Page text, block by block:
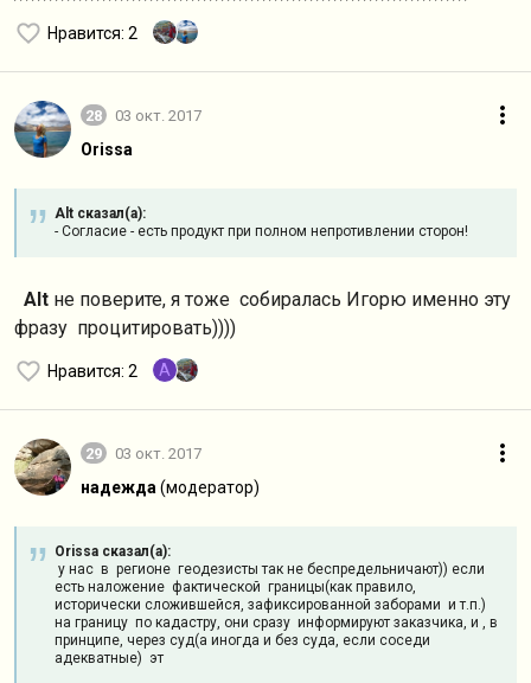
Нравится: 2
28 03 окт. 2017
Orissa
Alt сказал(а):
- Согласие - есть продукт при полном непротивлении сторон!
Alt не поверите, я тоже собиралась Игорю именно эту
фразу процитировать))))
Нравится: 2 A
29 03 окт. 2017
надежда (модератор)
Orissa сказал(а):
у нас в регионе геодезисты так не беспредельничают)) если
есть наложение фактической границы(как правило,
исторически сложившейся, зафиксированной заборами и т.п.)
на границу по кадастру, они сразу информируют заказчика, и , в
принципе, через суд(а иногда и без суда, если соседи
адекватные) эт